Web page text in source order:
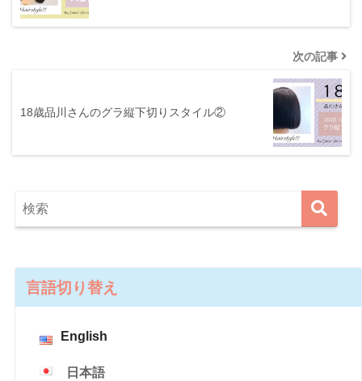
次の記事
18歳品川さんのグラ縦下切りスタイル②
言語切り替え
English
日本語